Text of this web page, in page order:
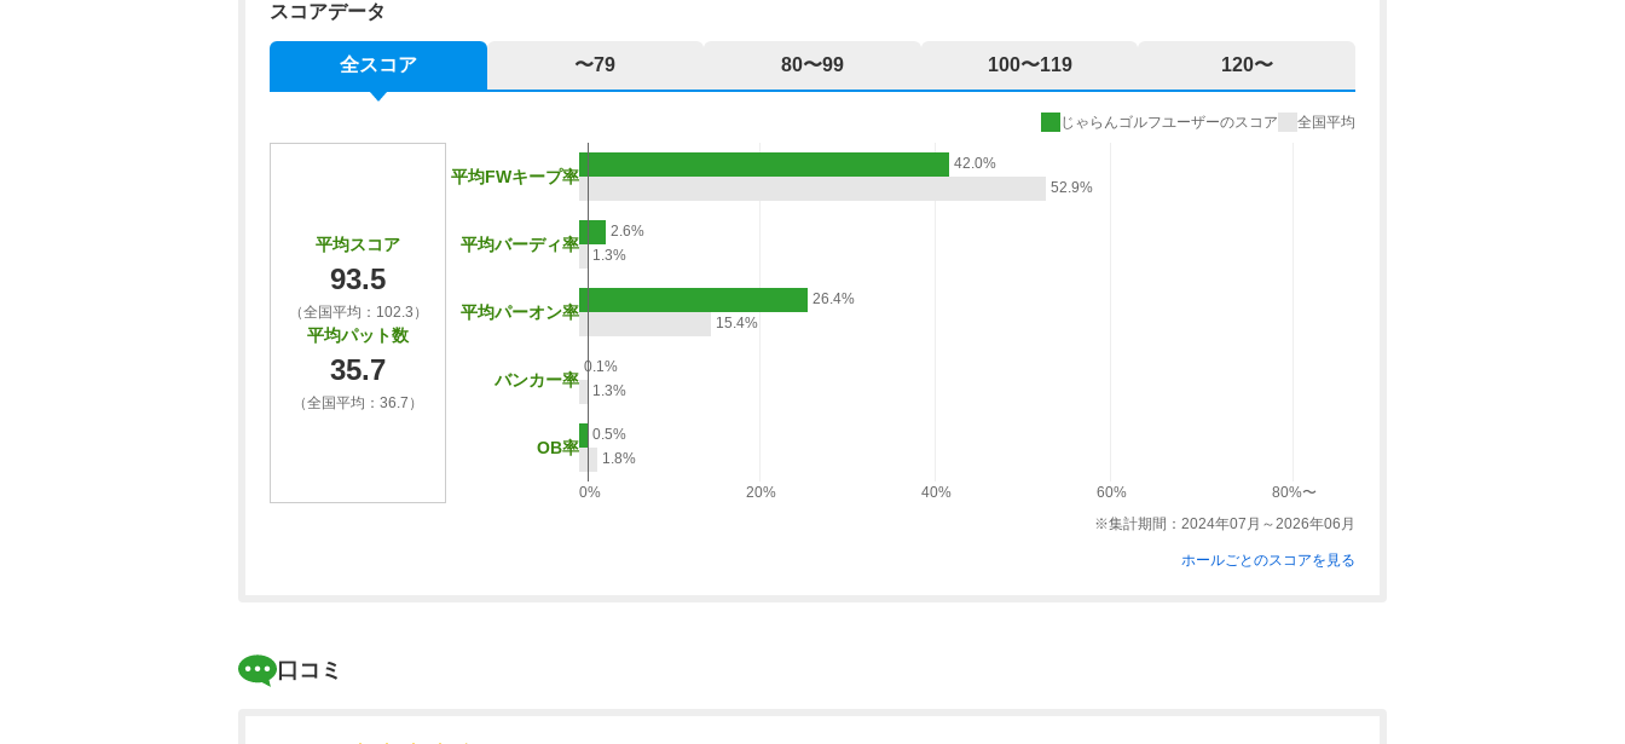
スコアデータ
全スコア 〜79 80〜99 100〜119 120〜
じゃらんゴルフユーザーのスコア 全国平均
平均スコア
93.5
（全国平均：102.3）
平均パット数
35.7
（全国平均：36.7）
平均FWキープ率
42.0%
52.9%
平均バーディ率
2.6%
1.3%
平均パーオン率
26.4%
15.4%
バンカー率
0.1%
1.3%
OB率
0.5%
1.8%
0%
20% 40% 60%
80%〜
※集計期間：2024年07月～2026年06月
ホールごとのスコアを見る
口コミ